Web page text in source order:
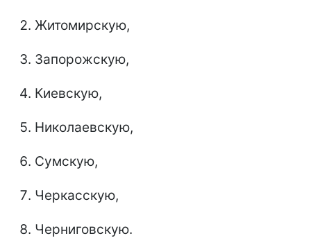
Житомирскую,
Запорожскую,
Киевскую,
Николаевскую,
Сумскую,
Черкасскую,
Черниговскую.